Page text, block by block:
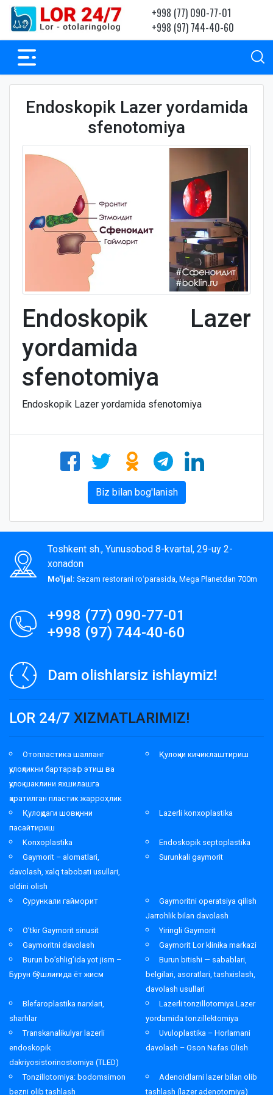
+998 (77) 090-77-01
+998 (97) 744-40-60
Endoskopik Lazer yordamida
sfenotomiya
Endoskopik Lazer
yordamida
sfenotomiya
Endoskopik Lazer yordamida sfenotomiya
Biz bilan bog'lanish
Toshkent sh., Yunusobod 8-kvartal, 29-uy 2-
xonadon
Mo'ljal: Sezam restorani roʻparasida, Mega Planetdan 700m
+998 (77) 090-77-01
+998 (97) 744-40-60
Dam olishlarsiz ishlaymiz!
LOR 24/7 XIZMATLARIMIZ!
Отопластика шалпанг
қулоқликни бартараф этиш ва
қулоқ шаклини яхшилашга
қаратилган пластик жарроҳлик
Қулоқни кичиклаштириш
Қулоқдаги шовқинни
пасайтириш
Lazerli konxoplastika
Konxoplastika
Endoskopik septoplastika
Gaymorit – alomatlari,
davolash, xalq tabobati usullari,
oldini olish
Surunkali gaymorit
Сурункали гайморит
Gaymoritni operatsiya qilish
Jarrohlik bilan davolash
O’tkir Gaymorit sinusit
Yiringli Gaymorit
Gaymoritni davolash
Gaymorit Lor klinika markazi
Burun bo’shlig’ida yot jism –
Бурун бўшлиғида ёт жисм
Burun bitishi — sabablari,
belgilari, asoratlari, tashxislash,
davolash usullari
Blefaroplastika narxlari,
sharhlar
Lazerli tonzillotomiya Lazer
yordamida tonzillektomiya
Transkanalikulyar lazerli
endoskopik
dakriyosistorinostomiya (TLED)
Uvuloplastika – Horlamani
davolash – Oson Nafas Olish
Tonzillotomiya: bodomsimon
bezni olib tashlash
Adenoidlarni lazer bilan olib
tashlash (lazer adenotomiya)